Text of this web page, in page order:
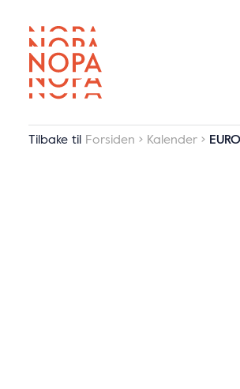
Tilbake til Forsiden Kalender